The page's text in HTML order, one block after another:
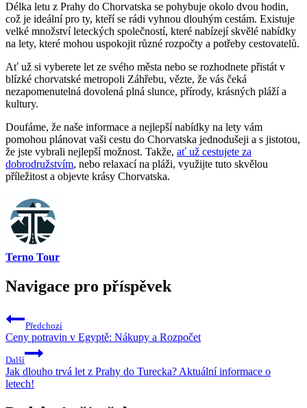
Délka letu z Prahy do Chorvatska se pohybuje okolo dvou hodin,
což je ideální pro ty, kteří se rádi vyhnou dlouhým cestám. Existuje
velké množství leteckých společností, které nabízejí skvělé nabídky
na lety, které mohou uspokojit různé rozpočty a potřeby cestovatelů.
Ať už si vyberete let ze svého města nebo se rozhodnete přistát v
blízké chorvatské metropoli Záhřebu, vězte, že vás čeká
nezapomenutelná dovolená plná slunce, přírody, krásných pláží a
kultury.
Doufáme, že naše informace a nejlepší nabídky na lety vám
pomohou plánovat vaši cestu do Chorvatska jednodušeji a s jistotou,
že jste vybrali nejlepší možnost. Takže, ať už cestujete za
dobrodružstvím, nebo relaxací na pláži, využijte tuto skvělou
příležitost a objevte krásy Chorvatska.
Terno Tour
Navigace pro příspěvek
Předchozí
Ceny potravin v Egyptě: Nákupy a Rozpočet
Další
Jak dlouho trvá let z Prahy do Turecka? Aktuální informace o
letech!